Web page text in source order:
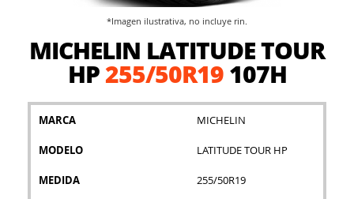
MICHELIN LATITUDE TOUR
HP255/50R19107H
MARCA MICHELIN
MODELO LATITUDE TOUR HP
MEDIDA 255/50R19
*Imagen ilustrativa, no incluye rin.
galería
imágenes